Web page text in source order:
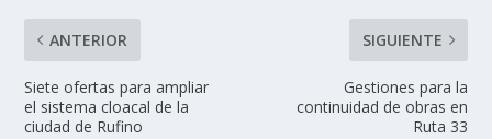
ANTERIOR
Siete ofertas para ampliar
el sistema cloacal de la
ciudad de Rufino
SIGUIENTE
Gestiones para la
continuidad de obras en
Ruta 33